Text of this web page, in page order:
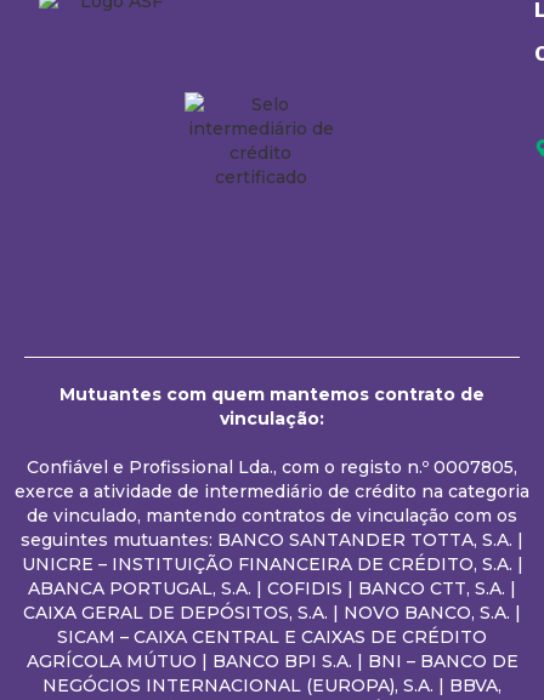
Mutuantes com quem mantemos contrato de
vinculação:
Confiável e Profissional Lda., com o registo n.º 0007805,
exerce a atividade de intermediário de crédito na categoria
de vinculado, mantendo contratos de vinculação com os
seguintes mutuantes: BANCO SANTANDER TOTTA, S.A. |
UNICRE – INSTITUIÇÃO FINANCEIRA DE CRÉDITO, S.A. |
ABANCA PORTUGAL, S.A. | COFIDIS | BANCO CTT, S.A. |
CAIXA GERAL DE DEPÓSITOS, S.A. | NOVO BANCO, S.A. |
SICAM – CAIXA CENTRAL E CAIXAS DE CRÉDITO
AGRÍCOLA MÚTUO | BANCO BPI S.A. | BNI – BANCO DE
NEGÓCIOS INTERNACIONAL (EUROPA), S.A. | BBVA,